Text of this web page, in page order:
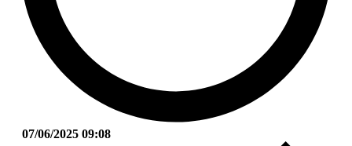
07/06/2025 09:08